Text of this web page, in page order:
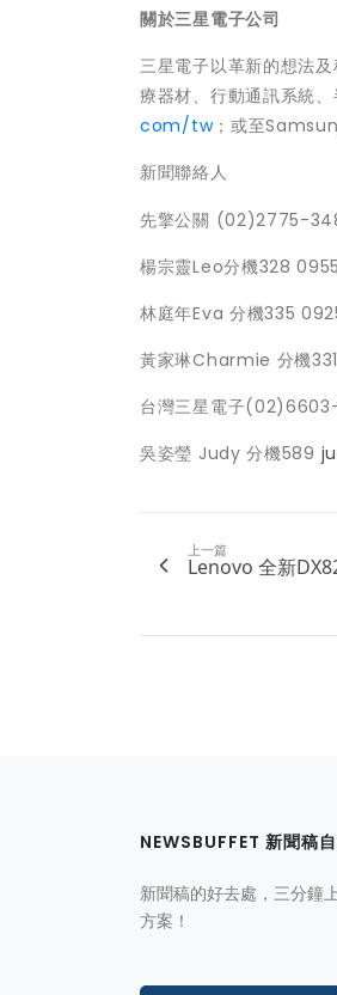
關於三星電子公司
三星電子以革新的想法
療器材、行動通訊系統
com/tw；或至
新聞聯絡人
先擎公關 (02)2775-
楊宗靈Leo分機328
林庭年Eva 分機335
黃家琳Charmie 分機
台灣三星電子
吳姿瑩 Judy 分機589
上一篇
Lenovo 全新
NEWSBUFFET 新聞稿
新聞稿的好去處，三分鐘
方案！